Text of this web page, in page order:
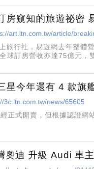
房窺知的旅遊祕密
art.ltn.com.tw/article/
旅行社，易遊網去年整體
球訂房營收亦達75億元，
星今年還有 4 款旗
3c.ltn.com.tw/news/65605
正式開賣，但根據認證網
奧迪 升級 Audi 車